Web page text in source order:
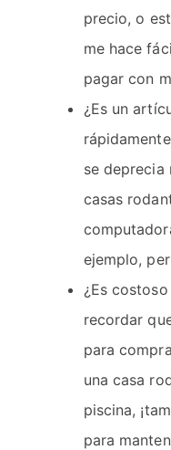
precio, o
me hace
pagar con
¿Es un
se deprecia
casas
ejemplo,
¿Es
recordar
para
una casa
piscina,
para